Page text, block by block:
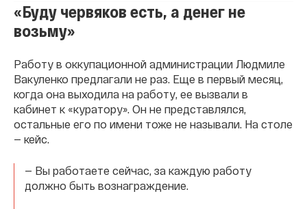
«Буду червяков есть, а денег не
возьму»
Работу в оккупационной администрации Людмиле
Вакуленко предлагали не раз. Еще в первый месяц,
когда она выходила на работу, ее вызвали в
кабинет к «куратору». Он не представлялся,
остальные его по имени тоже не называли. На столе
— кейс.
— Вы работаете сейчас, за каждую работу
должно быть вознаграждение.